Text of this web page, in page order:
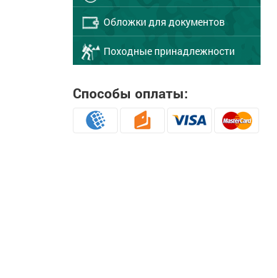
Обложки для документов
Походные принадлежности
Способы оплаты: